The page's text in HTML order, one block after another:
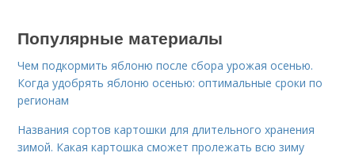
Популярные материалы
Чем подкормить яблоню после сбора урожая осенью.
Когда удобрять яблоню осенью: оптимальные сроки по
регионам
Названия сортов картошки для длительного хранения
зимой. Какая картошка сможет пролежать всю зиму